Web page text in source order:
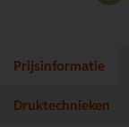
Prijsinformatie
Druktechnieken